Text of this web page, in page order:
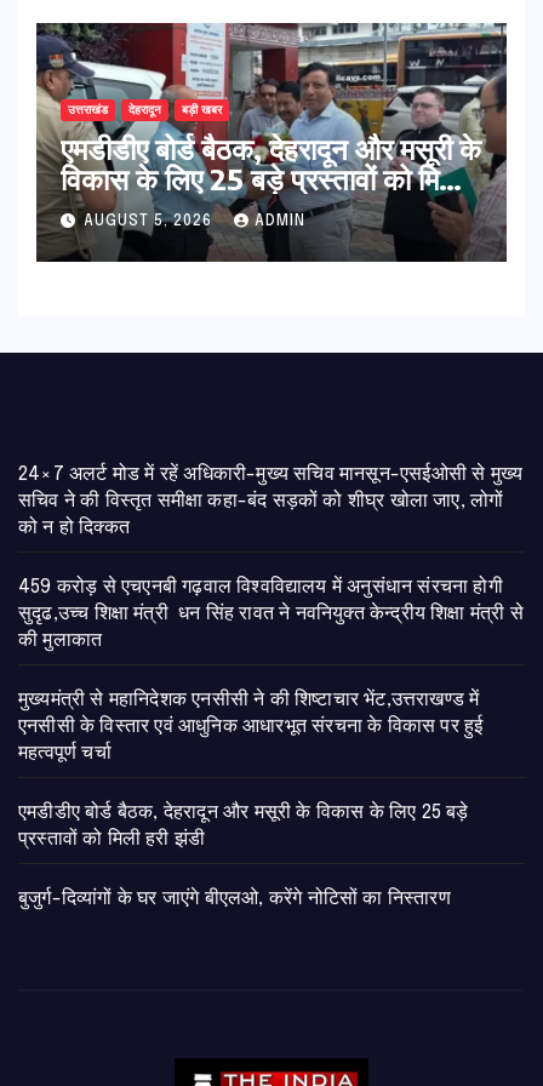
उत्तराखंड देहरादून बड़ी खबर
एमडीडीए बोर्ड बैठक, देहरादून और मसूरी के
विकास के लिए 25 बड़े प्रस्तावों को मिली
हरी झंडी
AUGUST 5, 2026 ADMIN
24×7 अलर्ट मोड में रहें अधिकारी-मुख्य सचिव मानसून-एसईओसी से मुख्य
सचिव ने की विस्तृत समीक्षा कहा-बंद सड़कों को शीघ्र खोला जाए, लोगों
को न हो दिक्कत
459 करोड़ से एचएनबी गढ़वाल विश्वविद्यालय में अनुसंधान संरचना होगी
सुदृढ,उच्च शिक्षा मंत्री धन सिंह रावत ने नवनियुक्त केन्द्रीय शिक्षा मंत्री से
की मुलाकात
मुख्यमंत्री से महानिदेशक एनसीसी ने की शिष्टाचार भेंट,उत्तराखण्ड में
एनसीसी के विस्तार एवं आधुनिक आधारभूत संरचना के विकास पर हुई
महत्वपूर्ण चर्चा
एमडीडीए बोर्ड बैठक, देहरादून और मसूरी के विकास के लिए 25 बड़े
प्रस्तावों को मिली हरी झंडी
बुजुर्ग-दिव्यांगों के घर जाएंगे बीएलओ, करेंगे नोटिसों का निस्तारण